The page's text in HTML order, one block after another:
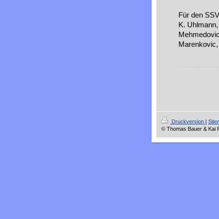
Für den
K.
Druckversion |
© Thomas Bauer & Kai